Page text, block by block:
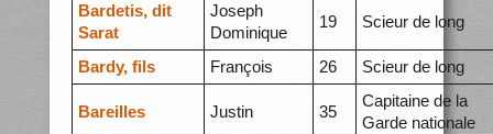
Bardetis, dit
Sarat
Joseph
Dominique
19 Scieur de long
Bardy, fils François 26 Scieur de long
Bareilles Justin 35
Capitaine de la
Garde nationale